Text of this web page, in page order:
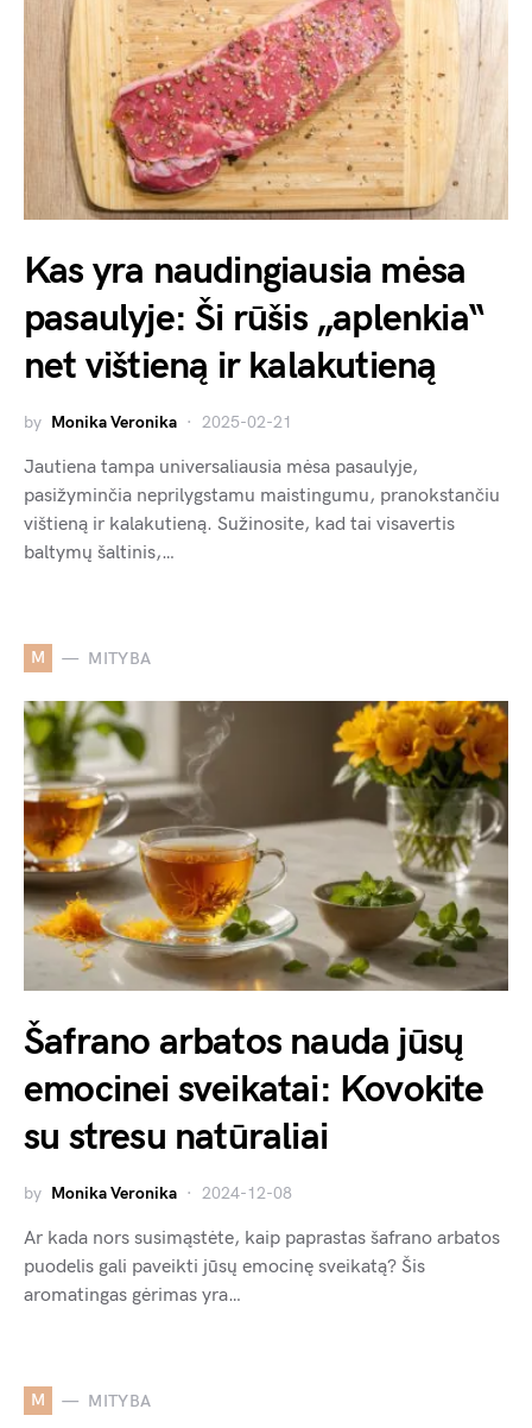
Kas yra naudingiausia mėsa
pasaulyje: Ši rūšis „aplenkia“
net vištieną ir kalakutieną
by Monika Veronika 2025-02-21
Jautiena tampa universaliausia mėsa pasaulyje,
pasižyminčia neprilygstamu maistingumu, pranokstančiu
vištieną ir kalakutieną. Sužinosite, kad tai visavertis
baltymų šaltinis,…
M MITYBA
Šafrano arbatos nauda jūsų
emocinei sveikatai: Kovokite
su stresu natūraliai
by Monika Veronika 2024-12-08
Ar kada nors susimąstėte, kaip paprastas šafrano arbatos
puodelis gali paveikti jūsų emocinę sveikatą? Šis
aromatingas gėrimas yra…
M MITYBA